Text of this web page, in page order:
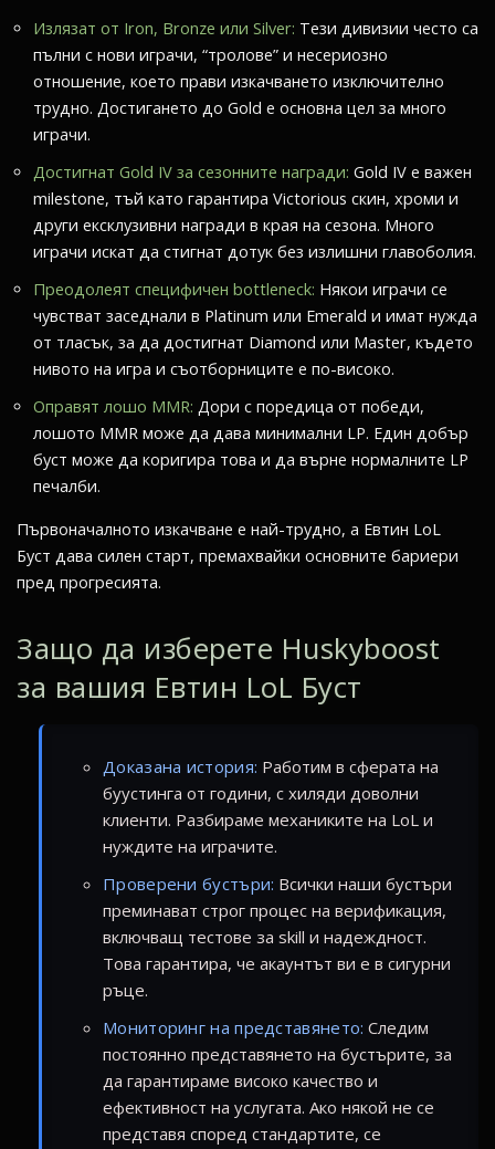
Излязат от Iron, Bronze или Silver: Тези дивизии често са
пълни с нови играчи, “тролове” и несериозно
отношение, което прави изкачването изключително
трудно. Достигането до Gold е основна цел за много
играчи.
Достигнат Gold IV за сезонните награди: Gold IV е важен
milestone, тъй като гарантира Victorious скин, хроми и
други ексклузивни награди в края на сезона. Много
играчи искат да стигнат дотук без излишни главоболия.
Преодолеят специфичен bottleneck: Някои играчи се
чувстват заседнали в Platinum или Emerald и имат нужда
от тласък, за да достигнат Diamond или Master, където
нивото на игра и съотборниците е по-високо.
Оправят лошо MMR: Дори с поредица от победи,
лошото MMR може да дава минимални LP. Един добър
буст може да коригира това и да върне нормалните LP
печалби.
Първоначалното изкачване е най-трудно, а Евтин LoL
Буст дава силен старт, премахвайки основните бариери
пред прогресията.
Защо да изберете Huskyboost
за вашия Евтин LoL Буст
Доказана история: Работим в сферата на
буустинга от години, с хиляди доволни
клиенти. Разбираме механиките на LoL и
нуждите на играчите.
Проверени бустъри: Всички наши бустъри
преминават строг процес на верификация,
включващ тестове за skill и надеждност.
Това гарантира, че акаунтът ви е в сигурни
ръце.
Мониторинг на представянето: Следим
постоянно представянето на бустърите, за
да гарантираме високо качество и
ефективност на услугата. Ако някой не се
представя според стандартите, се